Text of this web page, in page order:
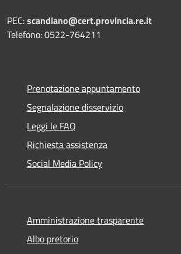
PEC:scandiano@cert.provincia.re.it
Telefono: 0522-764211
Prenotazione appuntamento
Segnalazione disservizio
Leggi le FAQ
Richiesta assistenza
Social Media Policy
Amministrazione trasparente
Albo pretorio